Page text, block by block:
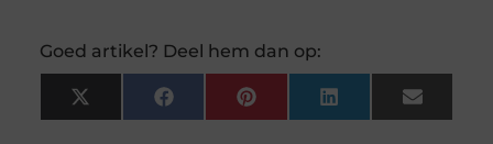
Goed artikel? Deel hem dan op:
X
(Twitter)
FacebookPinterestLinkedInEmail